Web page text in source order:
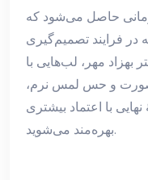
حاصل می‌شود که
در فرایند تصمیم‌گیری
بهزاد مهر، لب‌هایی با
و حس لمس نرم،
با اعتماد بیشتری
بهره‌مند می‌شوید.